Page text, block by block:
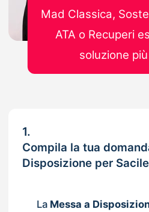
1.
Compila la tua
Disposizione per Sacile
La Messa a
Mad Classica,
ATA o Recuperi
soluzione